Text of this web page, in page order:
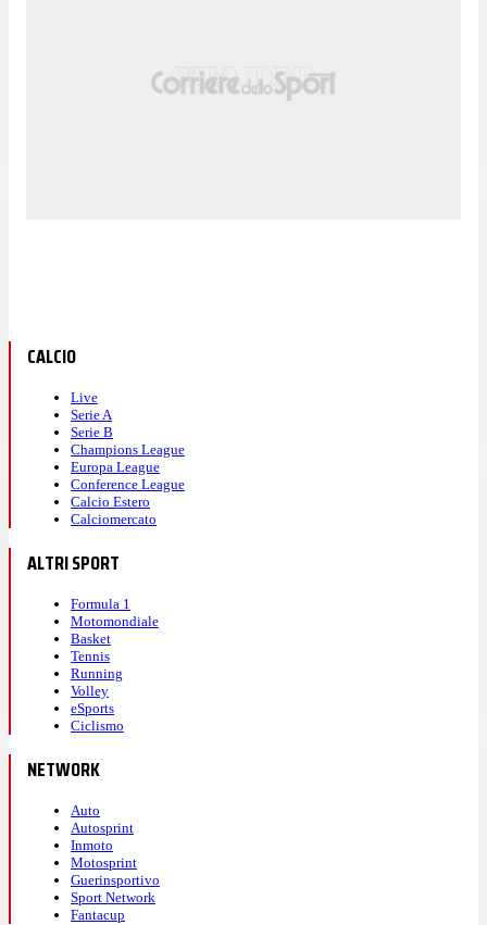
CALCIO
Live
Serie A
Serie B
Champions League
Europa League
Conference League
Calcio Estero
Calciomercato
ALTRI SPORT
Formula 1
Motomondiale
Basket
Tennis
Running
Volley
eSports
Ciclismo
NETWORK
Auto
Autosprint
Inmoto
Motosprint
Guerinsportivo
Sport Network
Fantacup